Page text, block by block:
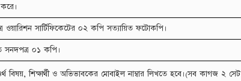
ওয়ারিশন সার্টিফিকেটের ০২ কপি সত্যায়িত ফটোকপি।
সনদপত্র ০১ কপি।
বিষয়, শিক্ষার্থী ও অভিভাবকের মোবাইল নাম্বার লিখতে হবে।(সব কাগজ ২ সেট